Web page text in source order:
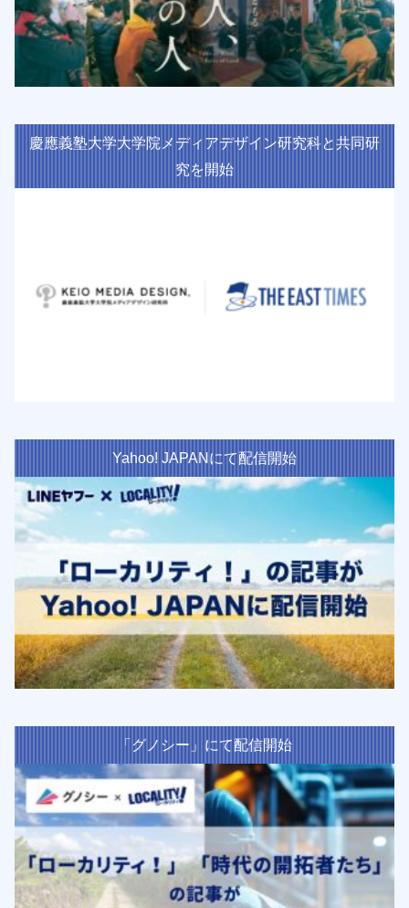
慶應義塾大学大学院メディアデザイン研究科と共同研
究を開始
Yahoo! JAPANにて配信開始
「グノシー」にて配信開始